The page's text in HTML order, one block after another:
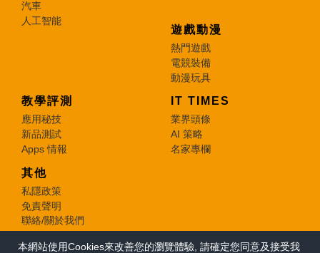
本網站使用Cookies來改善您的瀏覽體驗, 請確定您同意及接受我
汽車
人工智能
遊戲動漫
熱門遊戲
電競裝備
動漫玩具
教學評測
應用秘技
新品測試
Apps 情報
IT TIMES
業界頭條
AI 策略
名家專欄
其他
私隱政策
免責聲明
聯絡/關於我們
© 2026 e-zone. All Rights Reserved.